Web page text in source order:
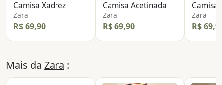
Camisa Xadrez
Zara
R$ 69,90
Camisa Acetinada
Zara
R$ 69,90
Camisa
Zara
R$
Mais da Zara :